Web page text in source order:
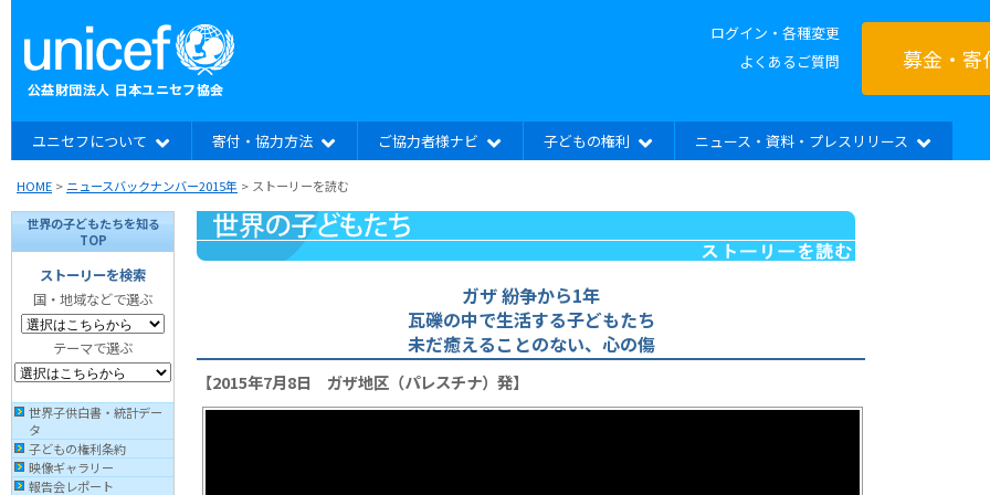
ログイン・各種変更
よくあるご質問
募金・寄
ユニセフについて 寄付・協力方法 ご協力者様ナビ 子どもの権利 ニュース・資料・プレスリリース
HOME > ニュースバックナンバー2015年 > ストーリーを読む
世界の子どもたちを知る
TOP
ストーリーを検索
国・地域などで選ぶ
テーマで選ぶ
世界子供白書・統計デー
タ
子どもの権利条約
映像ギャラリー
報告会レポート
ガザ 紛争から1年
瓦礫の中で生活する子どもたち
未だ癒えることのない、心の傷
【2015年7月8日 ガザ地区（パレスチナ）発】